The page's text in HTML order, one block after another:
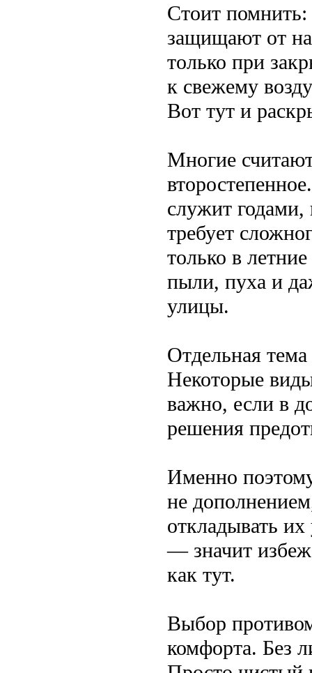
Стоит помнить:
защищают от
только при
к свежему
Вот тут и
Многие
служит годами,
требует
только в
пыли, пуха и
улицы.
Отдельная
Некоторые
важно, если в
решения
Именно
не
откладывать их
— значит
как тут.
Выбор
комфорта. Без